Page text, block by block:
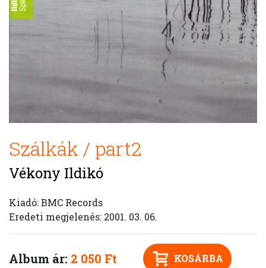
Szálkák / part2
Vékony Ildikó
Kiadó: BMC Records
Eredeti megjelenés: 2001. 03. 06.
Album ár: 2 050 Ft KOSÁRBA